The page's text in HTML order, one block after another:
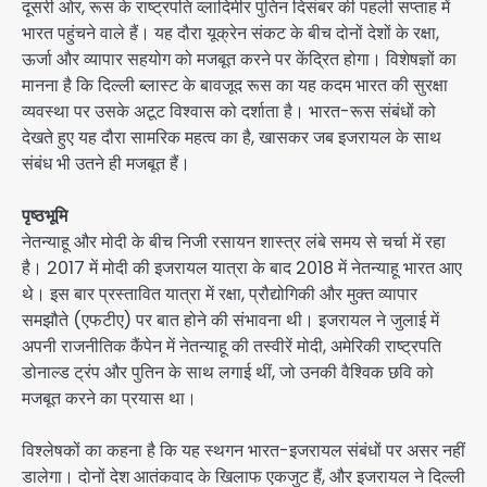
दूसरी ओर, रूस के राष्ट्रपति व्लादिमीर पुतिन दिसंबर की पहली सप्ताह में
भारत पहुंचने वाले हैं। यह दौरा यूक्रेन संकट के बीच दोनों देशों के रक्षा,
ऊर्जा और व्यापार सहयोग को मजबूत करने पर केंद्रित होगा। विशेषज्ञों का
मानना है कि दिल्ली ब्लास्ट के बावजूद रूस का यह कदम भारत की सुरक्षा
व्यवस्था पर उसके अटूट विश्वास को दर्शाता है। भारत-रूस संबंधों को
देखते हुए यह दौरा सामरिक महत्व का है, खासकर जब इजरायल के साथ
संबंध भी उतने ही मजबूत हैं।
पृष्ठभूमि
नेतन्याहू और मोदी के बीच निजी रसायन शास्त्र लंबे समय से चर्चा में रहा
है। 2017 में मोदी की इजरायल यात्रा के बाद 2018 में नेतन्याहू भारत आए
थे। इस बार प्रस्तावित यात्रा में रक्षा, प्रौद्योगिकी और मुक्त व्यापार
समझौते (एफटीए) पर बात होने की संभावना थी। इजरायल ने जुलाई में
अपनी राजनीतिक कैंपेन में नेतन्याहू की तस्वीरें मोदी, अमेरिकी राष्ट्रपति
डोनाल्ड ट्रंप और पुतिन के साथ लगाई थीं, जो उनकी वैश्विक छवि को
मजबूत करने का प्रयास था।
विश्लेषकों का कहना है कि यह स्थगन भारत-इजरायल संबंधों पर असर नहीं
डालेगा। दोनों देश आतंकवाद के खिलाफ एकजुट हैं, और इजरायल ने दिल्ली